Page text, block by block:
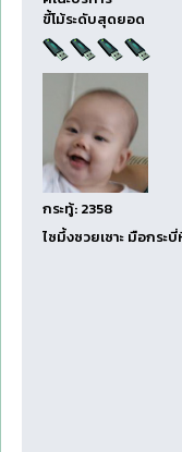
ขี้โม้ระดับสุดยอด
กระทู้: 2358
ไซมึ้งซวยเซาะ มือกระ